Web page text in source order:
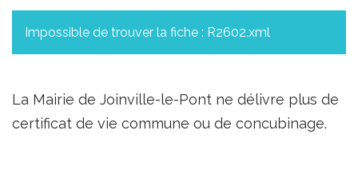
Impossible de trouver la fiche : R2602.xml
La Mairie de Joinville-le-Pont ne délivre plus de
certificat de vie commune ou de concubinage.